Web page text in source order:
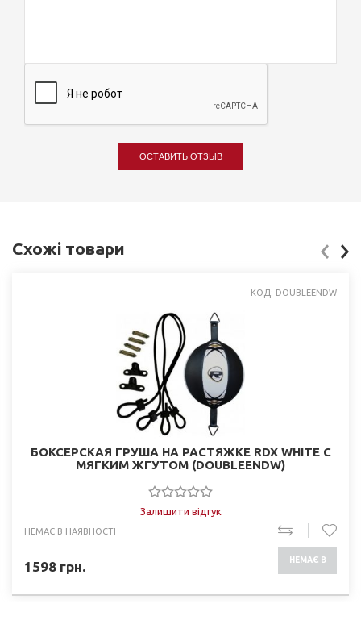
ОСТАВИТЬ ОТЗЫВ
Схожі товари
КОД: DOUBLEENDW
БОКСЕРСКАЯ ГРУША НА РАСТЯЖКЕ RDX WHITE С
МЯГКИМ ЖГУТОМ (DOUBLEENDW)
Залишити відгук
НЕМАЄ В НАЯВНОСТІ
1598 грн. НЕМАЄ В